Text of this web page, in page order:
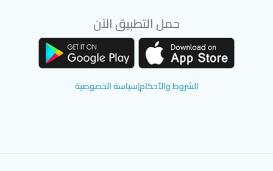
حمل التطبيق الآن
الشروط والأحكام|سياسة الخصوصية